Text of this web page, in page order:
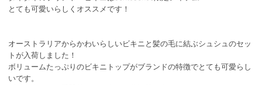
とても可愛いらしくオススメです！
オーストラリアからかわいらしいビキニと髪の毛に結ぶシュシュのセッ
トが入荷しました！
ボリュームたっぷりのビキニトップがブランドの特徴でとても可愛らし
いです。